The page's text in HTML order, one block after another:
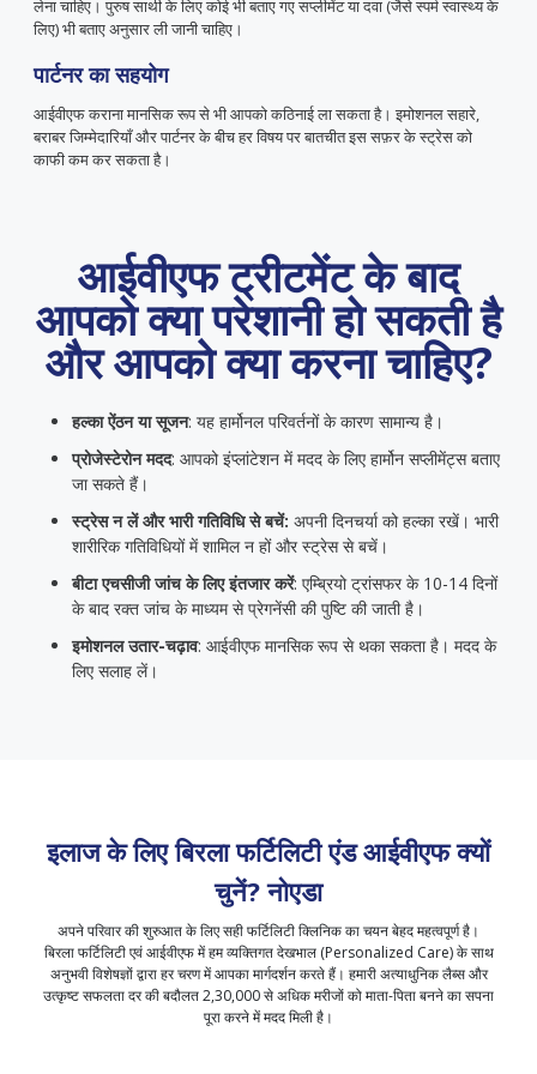
लेना चाहिए। पुरुष साथी के लिए कोई भी बताए गए सप्लीमेंट या दवा (जैसे स्पर्म स्वास्थ्य के
लिए) भी बताए अनुसार ली जानी चाहिए।
पार्टनर का सहयोग
आईवीएफ कराना मानसिक रूप से भी आपको कठिनाई ला सकता है। इमोशनल सहारे,
बराबर जिम्मेदारियाँ और पार्टनर के बीच हर विषय पर बातचीत इस सफ़र के स्ट्रेस को
काफी कम कर सकता है।
आईवीएफ ट्रीटमेंट के बाद
आपको क्या परेशानी हो सकती है
और आपको क्या करना चाहिए?
हल्का ऐंठन या सूजन: यह हार्मोनल परिवर्तनों के कारण सामान्य है।
प्रोजेस्टेरोन मदद: आपको इंप्लांटेशन में मदद के लिए हार्मोन सप्लीमेंट्स बताए
जा सकते हैं।
स्ट्रेस न लें और भारी गतिविधि से बचें: अपनी दिनचर्या को हल्का रखें। भारी
शारीरिक गतिविधियों में शामिल न हों और स्ट्रेस से बचें।
बीटा एचसीजी जांच के लिए इंतजार करें: एम्ब्रियो ट्रांसफर के 10-14 दिनों
के बाद रक्त जांच के माध्यम से प्रेगनेंसी की पुष्टि की जाती है।
इमोशनल उतार-चढ़ाव: आईवीएफ मानसिक रूप से थका सकता है। मदद के
लिए सलाह लें।
इलाज के लिए बिरला फर्टिलिटी एंड आईवीएफ क्यों
चुनें? नोएडा
अपने परिवार की शुरुआत के लिए सही फर्टिलिटी क्लिनिक का चयन बेहद महत्वपूर्ण है।
बिरला फर्टिलिटी एवं आईवीएफ में हम व्यक्तिगत देखभाल (Personalized Care) के साथ
अनुभवी विशेषज्ञों द्वारा हर चरण में आपका मार्गदर्शन करते हैं। हमारी अत्याधुनिक लैब्स और
उत्कृष्ट सफलता दर की बदौलत 2,30,000 से अधिक मरीजों को माता-पिता बनने का सपना
पूरा करने में मदद मिली है।